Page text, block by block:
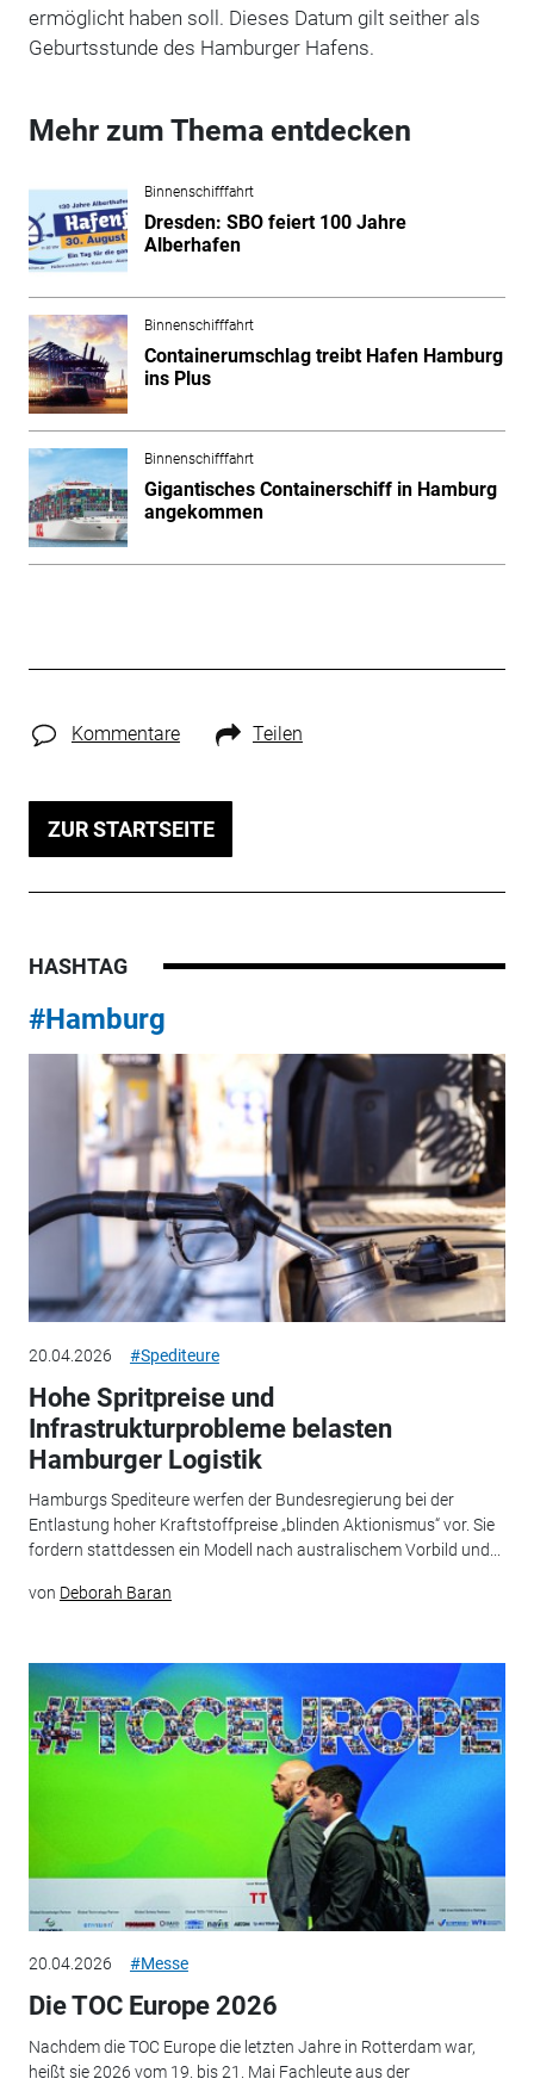
ermöglicht haben soll. Dieses Datum gilt seither als
Geburtsstunde des Hamburger Hafens.
Mehr zum Thema entdecken
Binnenschifffahrt
Dresden: SBO feiert 100 Jahre
Alberhafen
Binnenschifffahrt
Containerumschlag treibt Hafen Hamburg
ins Plus
Binnenschifffahrt
Gigantisches Containerschiff in Hamburg
angekommen
Kommentare Teilen
ZUR STARTSEITE
HASHTAG
#Hamburg
20.04.2026 #Spediteure
Hohe Spritpreise und
Infrastrukturprobleme belasten
Hamburger Logistik
Hamburgs Spediteure werfen der Bundesregierung bei der
Entlastung hoher Kraftstoffpreise „blinden Aktionismus“ vor. Sie
fordern stattdessen ein Modell nach australischem Vorbild und...
von Deborah Baran
20.04.2026 #Messe
Die TOC Europe 2026
Nachdem die TOC Europe die letzten Jahre in Rotterdam war,
heißt sie 2026 vom 19. bis 21. Mai Fachleute aus der